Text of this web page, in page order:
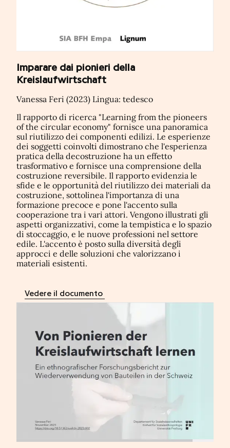
Imparare dai pionieri della
Kreislaufwirtschaft
Vanessa Feri (2023) Lingua: tedesco
Il rapporto di ricerca "Learning from the pioneers
of the circular economy" fornisce una panoramica
sul riutilizzo dei componenti edilizi. Le esperienze
dei soggetti coinvolti dimostrano che l'esperienza
pratica della decostruzione ha un effetto
trasformativo e fornisce una comprensione della
costruzione reversibile. Il rapporto evidenzia le
sfide e le opportunità del riutilizzo dei materiali da
costruzione, sottolinea l'importanza di una
formazione precoce e pone l'accento sulla
cooperazione tra i vari attori. Vengono illustrati gli
aspetti organizzativi, come la tempistica e lo spazio
di stoccaggio, e le nuove professioni nel settore
edile. L'accento è posto sulla diversità degli
approcci e delle soluzioni che valorizzano i
materiali esistenti.
Vedere il documento